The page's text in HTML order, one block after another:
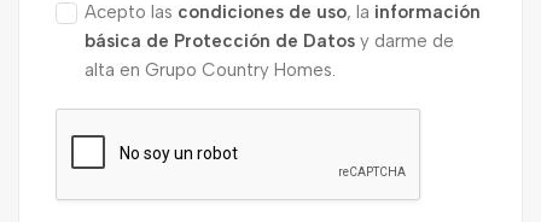
Acepto las condiciones de uso, la información
básica de Protección de Datos y darme de
alta en Grupo Country Homes.